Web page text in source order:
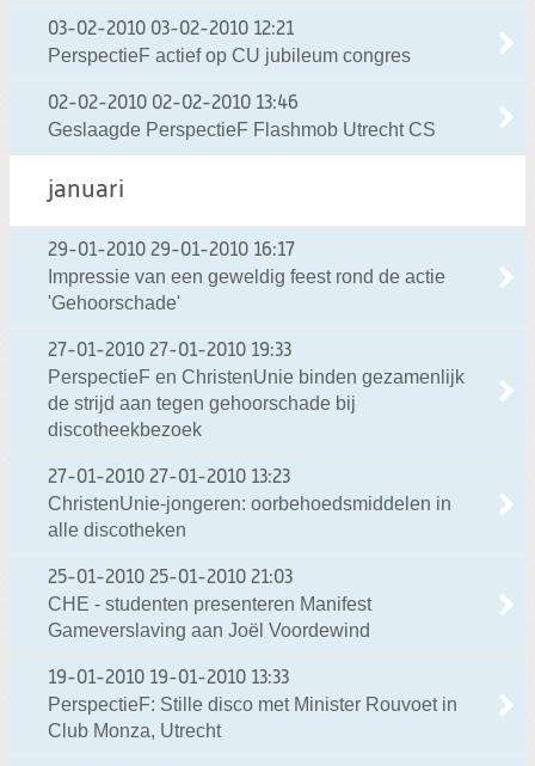
03-02-2010 03-02-2010 12:21
PerspectieF actief op CU jubileum congres
02-02-2010 02-02-2010 13:46
Geslaagde PerspectieF Flashmob Utrecht CS
januari
29-01-2010 29-01-2010 16:17
Impressie van een geweldig feest rond de actie
'Gehoorschade'
27-01-2010 27-01-2010 19:33
PerspectieF en ChristenUnie binden gezamenlijk
de strijd aan tegen gehoorschade bij
discotheekbezoek
27-01-2010 27-01-2010 13:23
ChristenUnie-jongeren: oorbehoedsmiddelen in
alle discotheken
25-01-2010 25-01-2010 21:03
CHE - studenten presenteren Manifest
Gameverslaving aan Joël Voordewind
19-01-2010 19-01-2010 13:33
PerspectieF: Stille disco met Minister Rouvoet in
Club Monza, Utrecht